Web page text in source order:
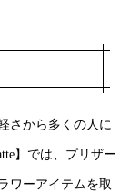
さから多くの人に
】では、プリザー
ワーアイテムを取